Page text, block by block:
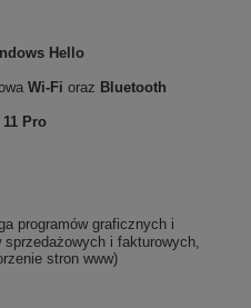
Hello
Wi-Fi oraz Bluetooth
Pro
programów graficznych i
sprzedażowych i fakturowych,
stron www)